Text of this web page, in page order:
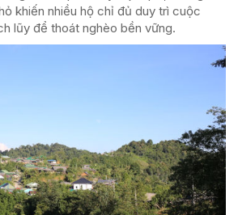
khiến nhiều hộ chỉ đủ duy trì cuộc
lũy để thoát nghèo bền vững.